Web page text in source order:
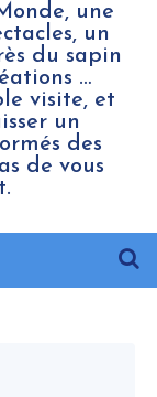
une
un
du sapin
…
visite, et
un
des
de vous